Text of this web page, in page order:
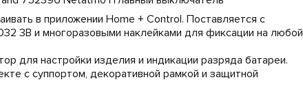
в приложении Home + Control. Поставляется с
3В и многоразовыми наклейками для фиксации на любой
для настройки изделия и индикации разряда батареи.
с суппортом, декоративной рамкой и защитной